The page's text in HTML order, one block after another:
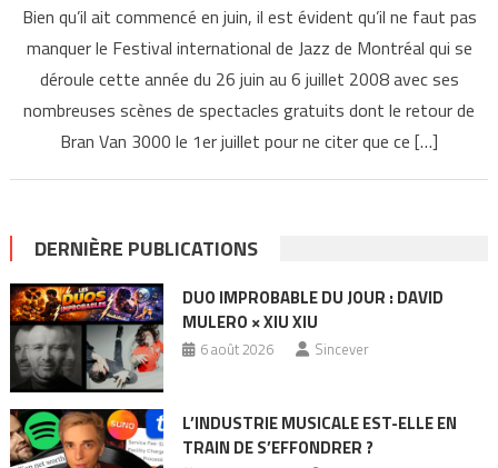
Bien qu’il ait commencé en juin, il est évident qu’il ne faut pas
manquer le Festival international de Jazz de Montréal qui se
déroule cette année du 26 juin au 6 juillet 2008 avec ses
nombreuses scènes de spectacles gratuits dont le retour de
Bran Van 3000 le 1er juillet pour ne citer que ce […]
DERNIÈRE PUBLICATIONS
DUO IMPROBABLE DU JOUR : DAVID
MULERO × XIU XIU
6 août 2026 Sincever
L’INDUSTRIE MUSICALE EST-ELLE EN
TRAIN DE S’EFFONDRER ?